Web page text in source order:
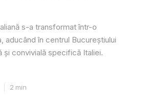
s-a transformat într-o
aducând în centrul Bucureștiului
și convivială specifică Italiei.
2 min